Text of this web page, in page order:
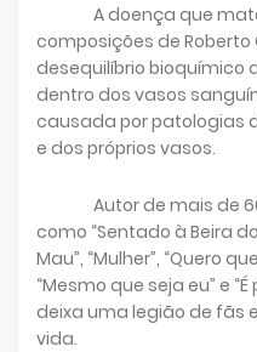
A doença que
composições de
desequilíbrio bioquímico
dentro dos vasos
causada por patologias
e dos próprios vasos.
Autor de mais de
como “Sentado à Beira
Mau”, “Mulher”, “Quero
“Mesmo que seja eu” e
deixa uma legião de fãs
vida.